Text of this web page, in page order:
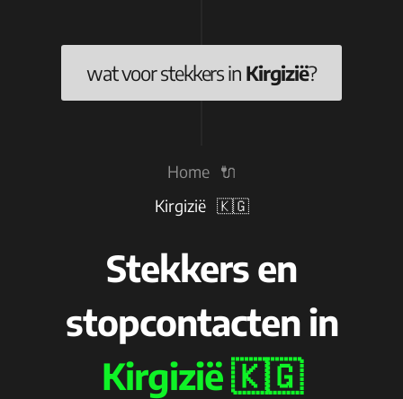
wat voor stekkers in Kirgizië?
Home 🔌
Kirgizië 🇰🇬
Stekkers en
stopcontacten in
Kirgizië 🇰🇬